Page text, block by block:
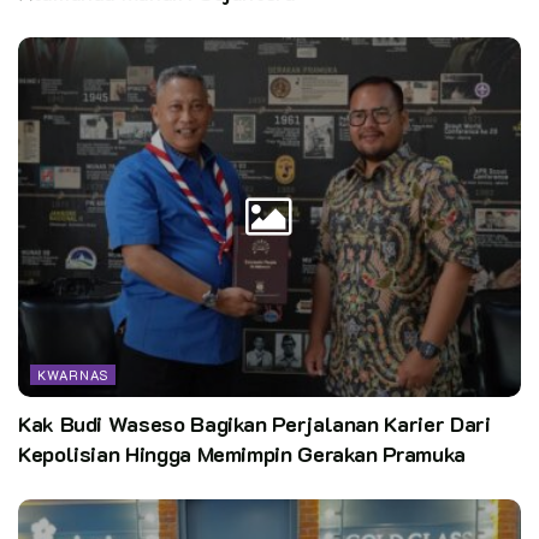
Foto: Siswanto Abdimas, LH dan Kehuminfo
Editor: Pusdatin Kwarnas
KWARNAS
Kak Budi Waseso Bagikan Perjalanan Karier Dari
Kepolisian Hingga Memimpin Gerakan Pramuka